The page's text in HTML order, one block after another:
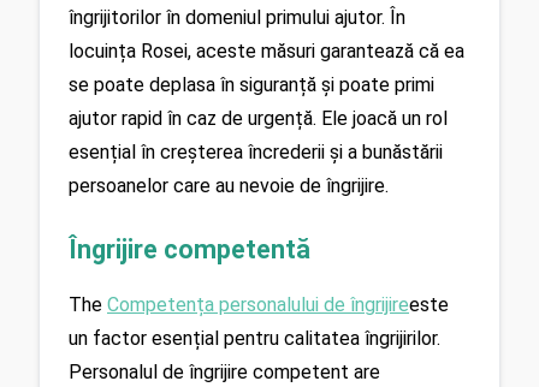
îngrijitorilor în domeniul primului ajutor. În
locuința Rosei, aceste măsuri garantează că ea
se poate deplasa în siguranță și poate primi
ajutor rapid în caz de urgență. Ele joacă un rol
esențial în creșterea încrederii și a bunăstării
persoanelor care au nevoie de îngrijire.
Îngrijire competentă
The Competența personalului de îngrijireeste
un factor esențial pentru calitatea îngrijirilor.
Personalul de îngrijire competent are